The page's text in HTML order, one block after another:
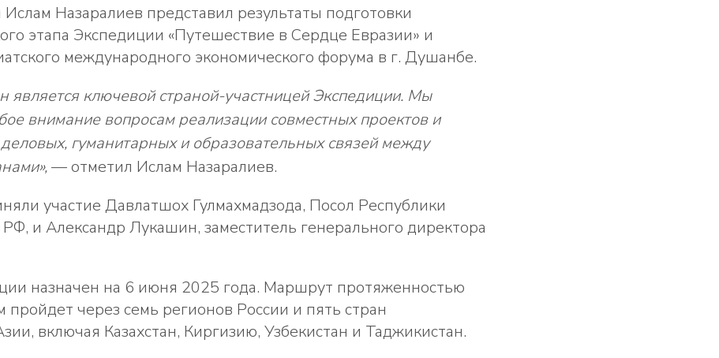
Назаралиев представил результаты подготовки
этапа Экспедиции «Путешествие в Сердце Евразии» и
международного экономического форума в г. Душанбе.
является ключевой страной-участницей Экспедиции. Мы
внимание вопросам реализации совместных проектов и
гуманитарных и образовательных связей между
— отметил Ислам Назаралиев.
участие Давлатшох Гулмахмадзода, Посол Республики
и Александр Лукашин, заместитель генерального директора
назначен на 6 июня 2025 года. Маршрут протяженностью
через семь регионов России и пять стран
включая Казахстан, Киргизию, Узбекистан и Таджикистан.